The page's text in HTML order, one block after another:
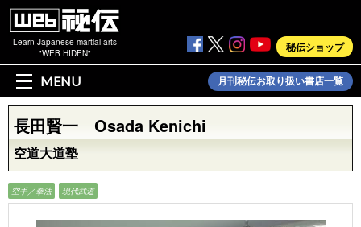
Learn Japanese martial arts
"WEB HIDEN"
秘伝ショップ
MENU 月刊秘伝お取り扱い書店一覧
長田賢一 Osada Kenichi
空道大道塾
空手／拳法 現代武道